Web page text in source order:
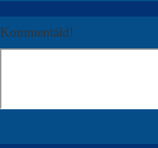
Kommentáld!